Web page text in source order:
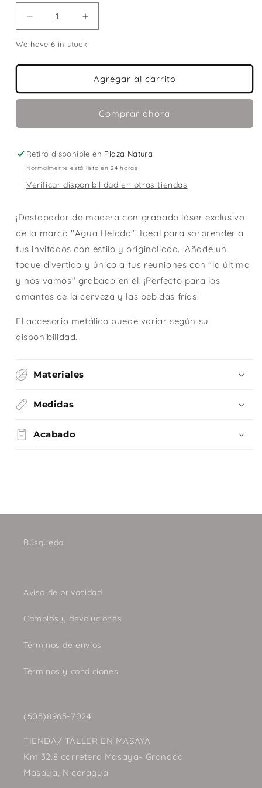
Reducir
cantidad
para
Aumentar
cantidad
para
We have 6 in stock
Agregar al carrito
Comprar ahora
Retiro disponible en Plaza Natura
Normalmente está listo en 24 horas
Verificar disponibilidad en otras tiendas
¡Destapador de madera con grabado láser exclusivo
de la marca "Agua Helada"! Ideal para sorprender a
tus invitados con estilo y originalidad. ¡Añade un
toque divertido y único a tus reuniones con "la última
y nos vamos" grabado en él! ¡Perfecto para los
amantes de la cerveza y las bebidas frías!
El accesorio metálico puede variar según su
disponibilidad.
Materiales
Medidas
Acabado
Búsqueda
Aviso de privacidad
Cambios y devoluciones
Términos de envíos
Términos y condiciones
(505)8965-7024
TIENDA/ TALLER EN MASAYA
Km 32.8 carretera Masaya- Granada
Masaya, Nicaragua